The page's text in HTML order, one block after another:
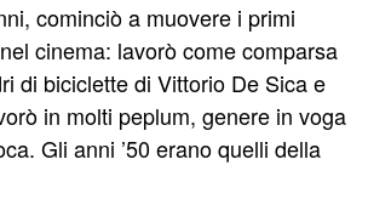
cominciò a muovere i primi
cinema: lavorò come comparsa
di biciclette di Vittorio De Sica e
in molti peplum, genere in voga
Gli anni ’50 erano quelli della